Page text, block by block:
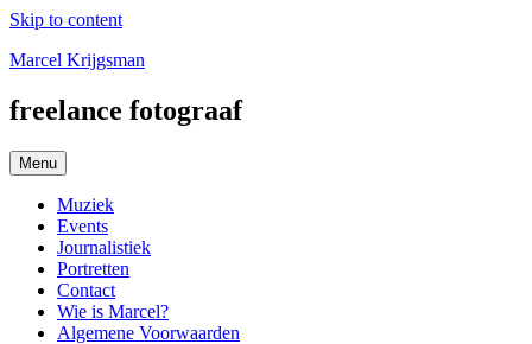
Skip to content
Marcel Krijgsman
freelance fotograaf
Menu
Muziek
Events
Journalistiek
Portretten
Contact
Wie is Marcel?
Algemene Voorwaarden